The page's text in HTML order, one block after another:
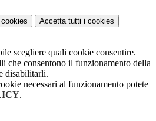
Accetta tutti i cookies
scegliere quali cookie consentire.
che consentono il funzionamento della
disabilitarli.
necessari al funzionamento potete
.